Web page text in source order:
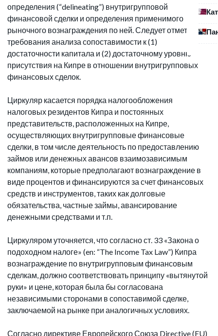
определения (“delineating”) внутригрупповой
финансовой сделки и определения применимого
рыночного вознаграждения по ней. Следует отметить
требования анализа сопоставимости к (1)
достаточности капитала и (2) достаточному уровню
присутствия на Кипре в отношении внутригрупповых
финансовых сделок.
Циркуляр касается порядка налогообложения
налоговых резидентов Кипра и постоянных
представительств, расположенных на Кипре,
осуществляющих внутригрупповые финансовые
сделки, в том числе деятельность по предоставлению
займов или денежных авансов взаимозависимым
компаниям, которые предполагают вознаграждение в
виде процентов и финансируются за счет финансовых
средств и инструментов, таких как долговые
обязательства, частные займы, авансирование
денежными средствами и т.п.
Циркуляром уточняется, что согласно ст. 33 «Закона о
подоходном налоге» (en: “The Income Tax Law”) Кипра
вознаграждение по внутригрупповым финансовым
сделкам, должно соответствовать принципу «вытянутой
руки» и цене, которая была бы согласована
независимыми сторонами в сопоставимой сделке,
заключаемой на рынке при аналогичных условиях.
Согласно директиве Европейского Союза Directive (EU)